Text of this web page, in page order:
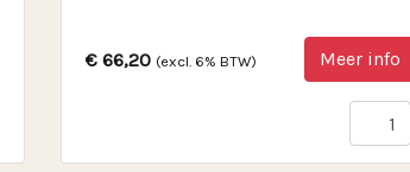
€ 66,20 (excl. 6% BTW) Meer info